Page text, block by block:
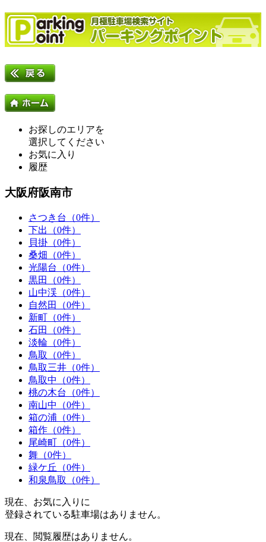
お探しのエリアを
選択してください
お気に入り
履歴
大阪府阪南市
さつき台（0件）
下出（0件）
貝掛（0件）
桑畑（0件）
光陽台（0件）
黒田（0件）
山中渓（0件）
自然田（0件）
新町（0件）
石田（0件）
淡輪（0件）
鳥取（0件）
鳥取三井（0件）
鳥取中（0件）
桃の木台（0件）
南山中（0件）
箱の浦（0件）
箱作（0件）
尾崎町（0件）
舞（0件）
緑ケ丘（0件）
和泉鳥取（0件）
現在、お気に入りに
登録されている駐車場はありません。
現在、閲覧履歴はありません。